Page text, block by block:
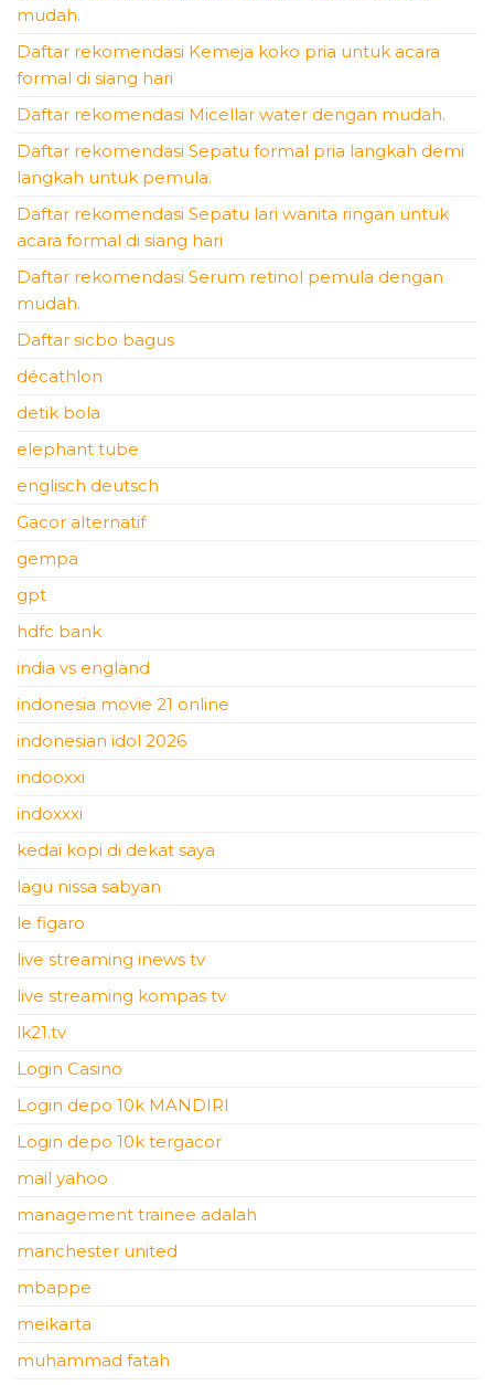
mudah.
Daftar rekomendasi Kemeja koko pria untuk acara
formal di siang hari
Daftar rekomendasi Micellar water dengan mudah.
Daftar rekomendasi Sepatu formal pria langkah demi
langkah untuk pemula.
Daftar rekomendasi Sepatu lari wanita ringan untuk
acara formal di siang hari
Daftar rekomendasi Serum retinol pemula dengan
mudah.
Daftar sicbo bagus
décathlon
detik bola
elephant tube
englisch deutsch
Gacor alternatif
gempa
gpt
hdfc bank
india vs england
indonesia movie 21 online
indonesian idol 2026
indooxxi
indoxxxi
kedai kopi di dekat saya
lagu nissa sabyan
le figaro
live streaming inews tv
live streaming kompas tv
lk21.tv
Login Casino
Login depo 10k MANDIRI
Login depo 10k tergacor
mail yahoo
management trainee adalah
manchester united
mbappe
meikarta
muhammad fatah